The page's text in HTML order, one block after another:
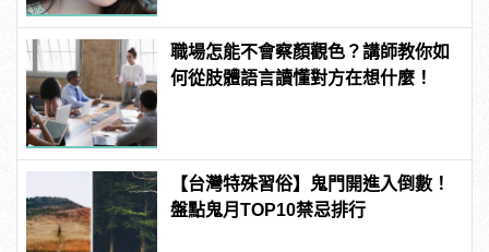
職場怎能不會察顏觀色？講師教你如
何從肢體語言讀懂對方在想什麼！
【台灣特殊習俗】鬼門開進入倒數！
盤點鬼月TOP10禁忌排行